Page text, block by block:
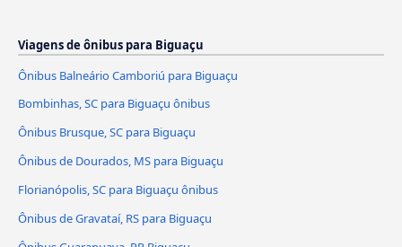
Viagens de ônibus para Biguaçu
Ônibus Balneário Camboriú para Biguaçu
Bombinhas, SC para Biguaçu ônibus
Ônibus Brusque, SC para Biguaçu
Ônibus de Dourados, MS para Biguaçu
Florianópolis, SC para Biguaçu ônibus
Ônibus de Gravataí, RS para Biguaçu